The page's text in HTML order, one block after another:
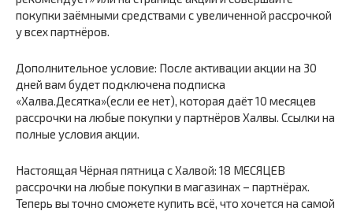
покупки заёмными средствами с увеличенной рассрочкой
у всех партнёров.
Дополнительное условие: После активации акции на 30
дней вам будет подключена подписка
«Халва.Десятка»(если ее нет), которая даёт 10 месяцев
рассрочки на любые покупки у партнёров Халвы. Ссылки на
полные условия акции.
Настоящая Чёрная пятница с Халвой: 18 МЕСЯЦЕВ
рассрочки на любые покупки в магазинах – партнёрах.
Теперь вы точно сможете купить всё, что хочется на самой